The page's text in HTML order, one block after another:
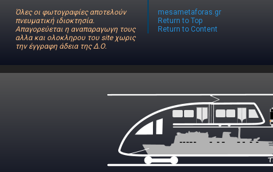
Όλες οι φωτογραφίες αποτελούν
πνευματική ιδιοκτησία.
Απαγορεύεται η αναπαραγωγη τους
αλλα και ολοκληρου του site χωρις
την έγγραφη άδεια της Δ.Ο.
mesametaforas.gr
Return to Top
Return to Content